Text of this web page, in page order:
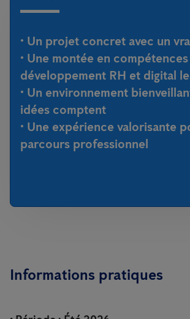
• Un projet concret avec un
• Une montée en
développement RH et digital
• Un environnement
idées comptent
• Une expérience valorisante
parcours professionnel
Informations pratiques